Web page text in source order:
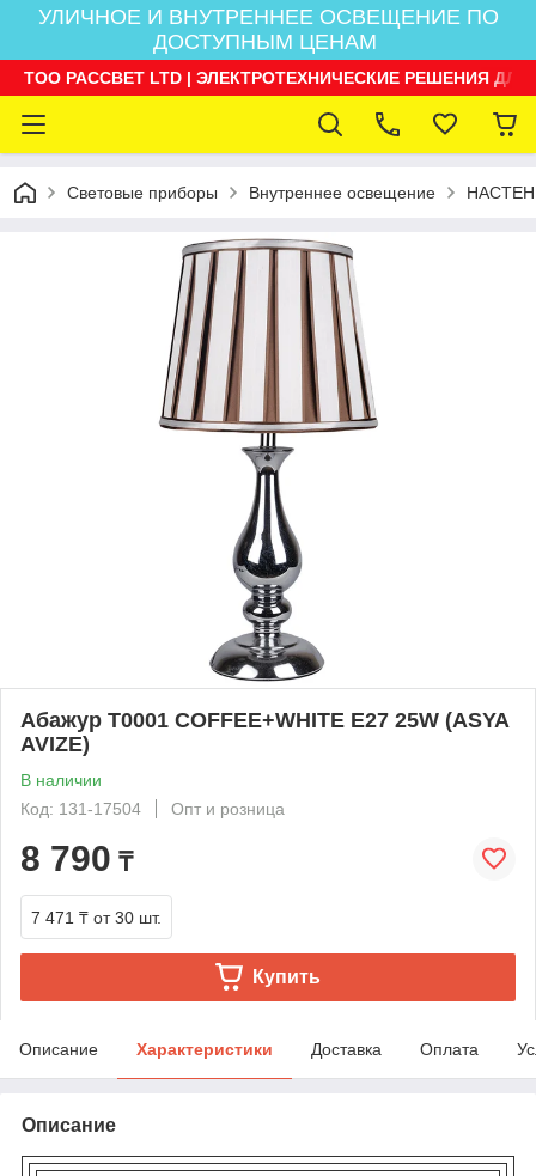
УЛИЧНОЕ И ВНУТРЕННЕЕ ОСВЕЩЕНИЕ ПО
ДОСТУПНЫМ ЦЕНАМ
ТОО РАССВЕТ LTD | ЭЛЕКТРОТЕХНИЧЕСКИЕ РЕШЕНИЯ
Световые приборы Внутреннее освещение
Абажур T0001 COFFEE+WHITE E27 25W (ASYA
AVIZE)
В наличии
Код: 131-17504
Опт и розница
8 790 ₸
7 471 ₸ от 30 шт.
Купить
Описание Характеристики Доставка Оплата
Описание